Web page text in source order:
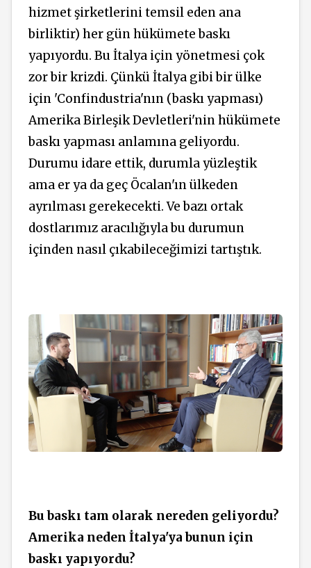
hizmet şirketlerini temsil eden ana
birliktir) her gün hükümete baskı
yapıyordu. Bu İtalya için yönetmesi çok
zor bir krizdi. Çünkü İtalya gibi bir ülke
için 'Confindustria'nın (baskı yapması)
Amerika Birleşik Devletleri'nin hükümete
baskı yapması anlamına geliyordu.
Durumu idare ettik, durumla yüzleştik
ama er ya da geç Öcalan'ın ülkeden
ayrılması gerekecekti. Ve bazı ortak
dostlarımız aracılığıyla bu durumun
içinden nasıl çıkabileceğimizi tartıştık.
Bu baskı tam olarak nereden geliyordu?
Amerika neden İtalya'ya bunun için
baskı yapıyordu?